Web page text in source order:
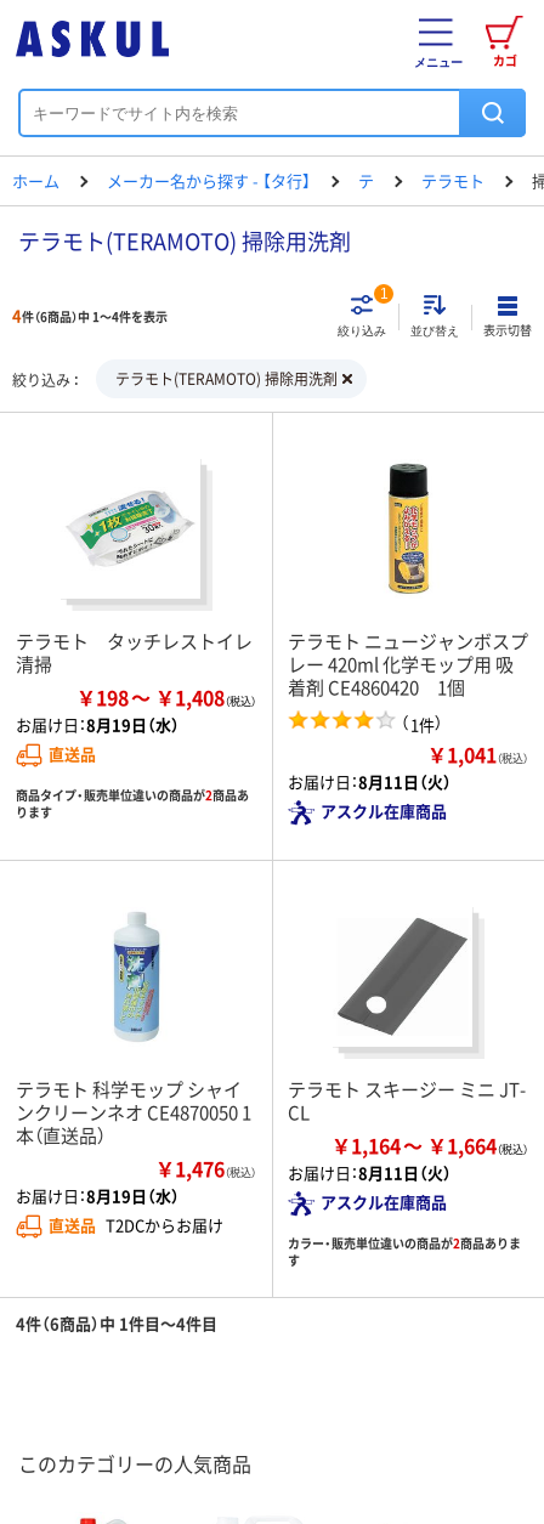
カゴ
メニュー
ホーム メーカー名から探す - 【タ行】 テ テラモト
テラモト(TERAMOTO) 掃除用洗剤
4件（6商品）中 1～4件を表示
絞り込み
1
並び替え 表示切替
絞り込み テラモト(TERAMOTO) 掃除用洗剤
テラモト タッチレストイレ
清掃
￥198 ￥1,408
お届け日：8月19日（水）
直送品
商品タイプ・販売単位違いの商品が2商品あ
ります
テラモト ニュージャンボスプ
レー 420ml 化学モップ用 吸
着剤 CE4860420 1個
（1件）
￥1,041（税込）
お届け日：8月11日（火）
アスクル在庫商品
テラモト 科学モップ シャイ
ンクリーンネオ CE4870050 1
本（直送品）
￥1,476（税込）
お届け日：8月19日（水）
直送品 T2DCからお届け
テラモト スキージー ミニ JT-
CL
￥1,164 ￥1,664
お届け日：8月11日（火）
アスクル在庫商品
カラー・販売単位違いの商品が2商品ありま
す
4件（6商品）中 1件目～4件目
このカテゴリーの人気商品